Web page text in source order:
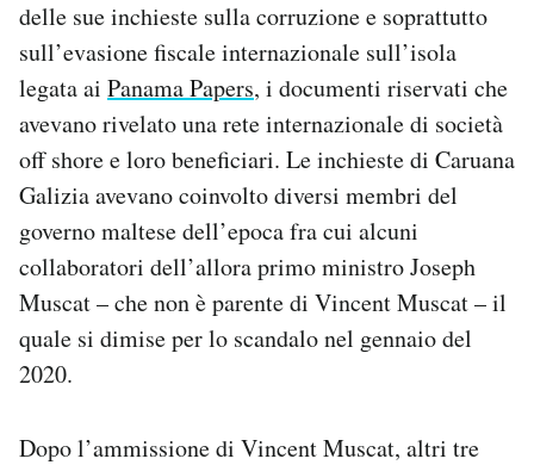
delle sue inchieste sulla corruzione e soprattutto
sull’evasione fiscale internazionale sull’isola
legata ai Panama Papers, i documenti riservati che
avevano rivelato una rete internazionale di società
off shore e loro beneficiari. Le inchieste di Caruana
Galizia avevano coinvolto diversi membri del
governo maltese dell’epoca fra cui alcuni
collaboratori dell’allora primo ministro Joseph
Muscat – che non è parente di Vincent Muscat – il
quale si dimise per lo scandalo nel gennaio del
2020.
Dopo l’ammissione di Vincent Muscat, altri tre